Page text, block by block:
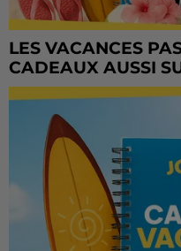
LES VACANCES
CADEAUX AUSSI